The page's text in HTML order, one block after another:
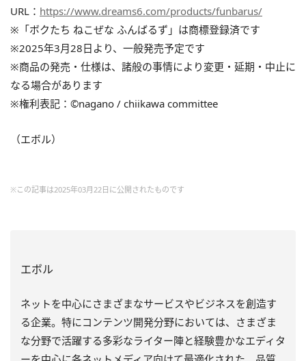
URL： https://www.dreams6.com/products/funbarus/
※「ボクたち ねこぜな ふんばるず」は商標登録済です
※2025年3月28日より、一般発売予定です
※商品の発売・仕様は、諸般の事情により変更・延期・中止に
なる場合があります
※権利表記：©nagano / chiikawa committee
（エボル）
※この記事は2025年03月22日に公開されたものです
エボル
ネットを中心にさまざまなサービスやビジネスを創造す
る企業。特にコンテンツ開発分野においては、さまざま
な分野で活躍する多彩なライター陣と経験豊かなエディタ